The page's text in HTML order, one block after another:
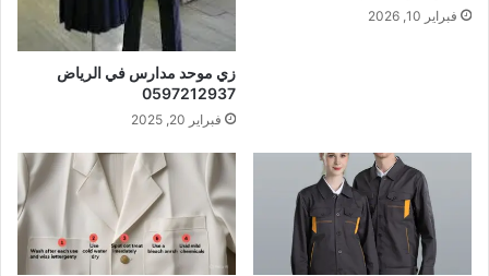
فبراير 10, 2026
زي موحد مدارس في الرياض
0597212937
فبراير 20, 2025